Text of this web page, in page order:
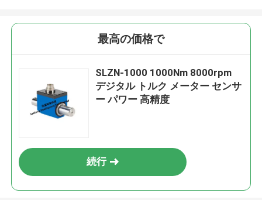
最高の価格で
SLZN-1000 1000Nm 8000rpm
デジタル トルク メーター センサ
ー パワー 高精度
続行